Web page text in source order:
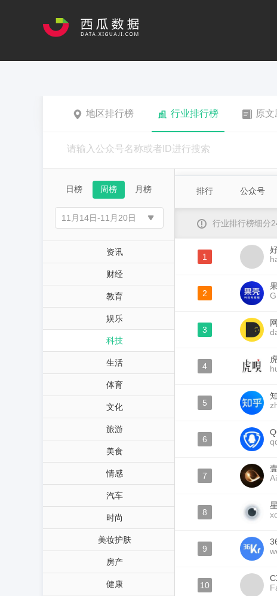
地区排行榜 行业排行榜 原
日榜 周榜 月榜
资讯
财经
教育
娱乐
科技
生活
体育
文化
旅游
美食
情感
汽车
时尚
美妆护肤
房产
健康
排行 公众号
行业排行榜细分
1
2
3
4
5
6
7
8
9
10